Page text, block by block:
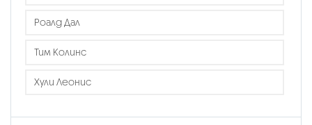
Роалд Дал
Тим Колинс
Хули Леонис